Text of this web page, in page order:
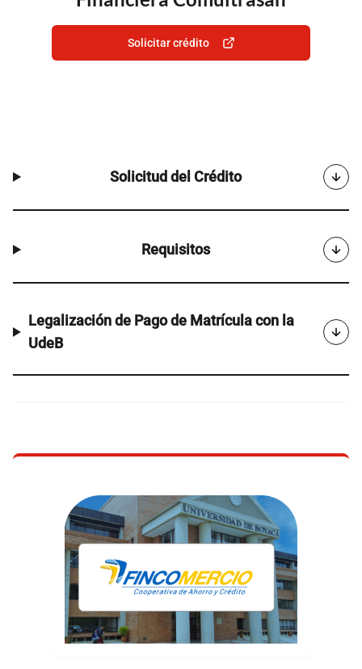
Solicitar crédito
Solicitud del Crédito
Requisitos
Legalización de Pago de Matrícula con la
UdeB